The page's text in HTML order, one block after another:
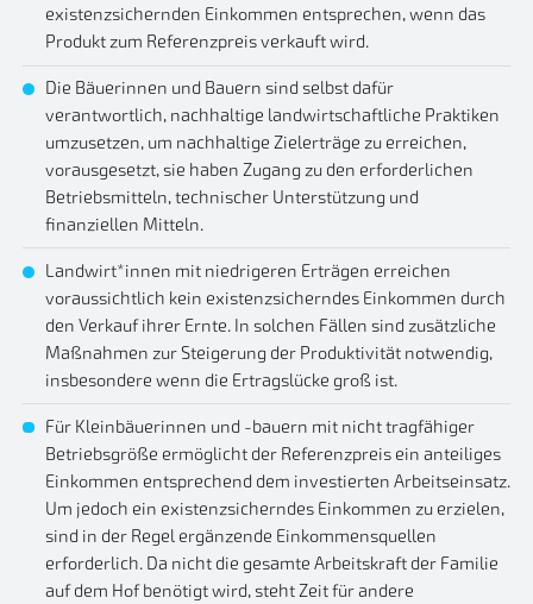
existenzsichernden Einkommen entsprechen, wenn das
Produkt zum Referenzpreis verkauft wird.
Die Bäuerinnen und Bauern sind selbst dafür
verantwortlich, nachhaltige landwirtschaftliche Praktiken
umzusetzen, um nachhaltige Zielerträge zu erreichen,
vorausgesetzt, sie haben Zugang zu den erforderlichen
Betriebsmitteln, technischer Unterstützung und
finanziellen Mitteln.
Landwirt*innen mit niedrigeren Erträgen erreichen
voraussichtlich kein existenzsicherndes Einkommen durch
den Verkauf ihrer Ernte. In solchen Fällen sind zusätzliche
Maßnahmen zur Steigerung der Produktivität notwendig,
insbesondere wenn die Ertragslücke groß ist.
Für Kleinbäuerinnen und -bauern mit nicht tragfähiger
Betriebsgröße ermöglicht der Referenzpreis ein anteiliges
Einkommen entsprechend dem investierten Arbeitseinsatz.
Um jedoch ein existenzsicherndes Einkommen zu erzielen,
sind in der Regel ergänzende Einkommensquellen
erforderlich. Da nicht die gesamte Arbeitskraft der Familie
auf dem Hof benötigt wird, steht Zeit für andere